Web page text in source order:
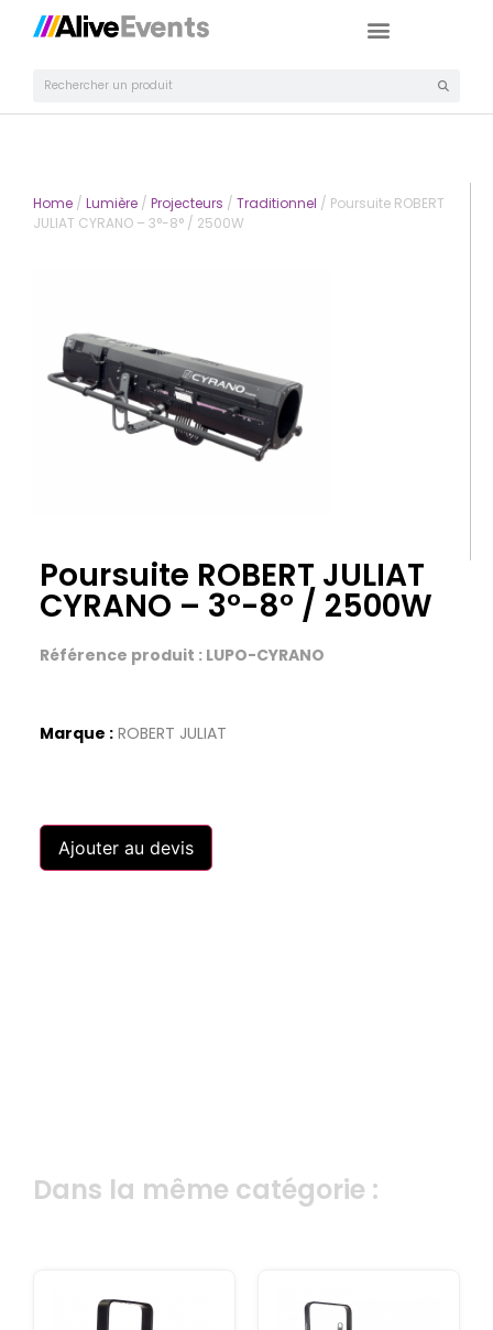
Home / Lumière / Projecteurs / Traditionnel / Poursuite ROBERT
JULIAT CYRANO – 3°-8° / 2500W
Poursuite ROBERT JULIAT
CYRANO – 3°-8° / 2500W
Référence produit : LUPO-CYRANO
Marque : ROBERT JULIAT
Ajouter au devis
Dans la même catégorie :